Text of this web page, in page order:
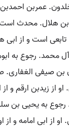
عمربن
هلال. محدث است
است و از ابی
محمد. رجوع به
بن صیفی
زیدبن ارقم و از
رجوع به یحیی بن
از ابی امامه و